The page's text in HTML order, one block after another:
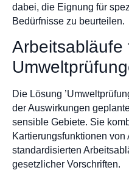
dabei, die Eignung für
Bedürfnisse zu beurteilen.
Arbeitsabläufe
Die Lösung
der Auswirkungen
sensible Gebiete. Sie
Kartierungsfunktionen von
standardisierten
gesetzlicher Vorschriften.